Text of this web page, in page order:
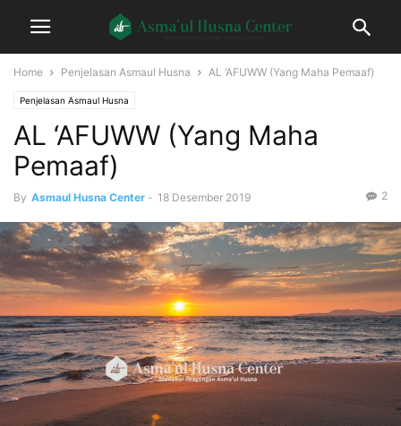
Home Penjelasan Asmaul Husna AL ‘AFUWW (Yang Maha Pemaaf)
Penjelasan Asmaul Husna
AL ‘AFUWW (Yang Maha
Pemaaf)
By Asmaul Husna Center - 18 Desember 2019 2